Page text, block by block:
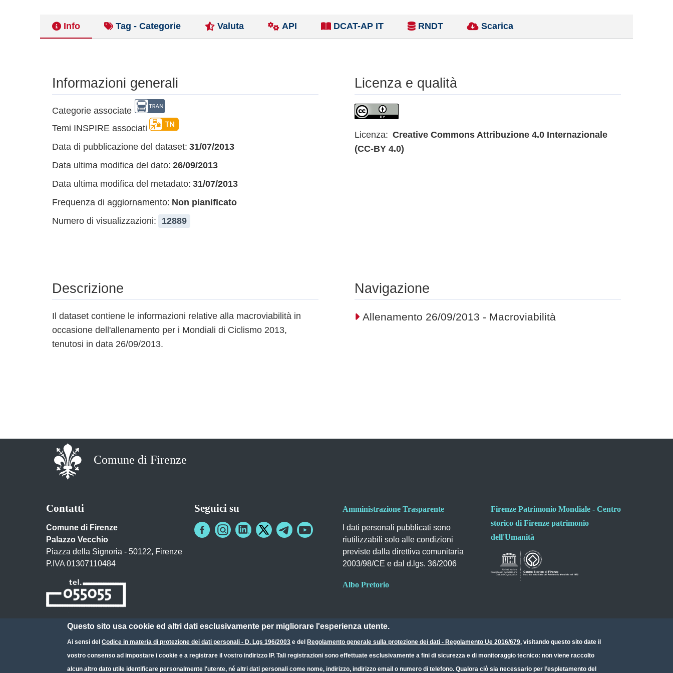
Info Tag - Categorie Valuta API DCAT-AP IT RNDT Scarica
Informazioni generali
Categorie associate
Temi INSPIRE associati
Data di pubblicazione del dataset: 31/07/2013
Data ultima modifica del dato: 26/09/2013
Data ultima modifica del metadato: 31/07/2013
Frequenza di aggiornamento: Non pianificato
Numero di visualizzazioni:
12889
Licenza e qualità
Licenza: Creative Commons Attribuzione 4.0 Internazionale
(CC-BY 4.0)
Descrizione
Il dataset contiene le informazioni relative alla macroviabilità in
occasione dell'allenamento per i Mondiali di Ciclismo 2013,
tenutosi in data 26/09/2013.
Navigazione
Allenamento 26/09/2013 - Macroviabilità
Comune di Firenze
Contatti
Comune di Firenze
Palazzo Vecchio
Piazza della Signoria - 50122, Firenze
P.IVA 01307110484
Posta Elettronica Certificata
Seguici su Amministrazione Trasparente
I dati personali pubblicati sono
riutilizzabili solo alle condizioni
previste dalla direttiva comunitaria
2003/98/CE e dal d.lgs. 36/2006
Albo Pretorio
Firenze Patrimonio Mondiale - Centro
storico di Firenze patrimonio
dell'Umanità
Questo sito usa cookie ed altri dati esclusivamente per migliorare l'esperienza utente.
Ai sensi delCodice in materia di protezione dei dati personali - D. Lgs 196/2003 e del Regolamento generale sulla protezione dei dati - Regolamento Ue 2016/679, visitando questo sito date il
vostro consenso ad impostare i cookie e a registrare il vostro indirizzo IP. Tali registrazioni sono effettuate esclusivamente a fini di sicurezza e di monitoraggio tecnico: non viene raccolto
alcun altro dato utile identificare personalmente l'utente, né altri dati personali come nome, indirizzo, indirizzo email o numero di telefono. Qualora ciò sia necessario per l’espletamento del